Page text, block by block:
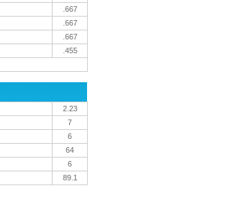
.667
.667
.667
.455
2.23
7
6
64
6
89.1